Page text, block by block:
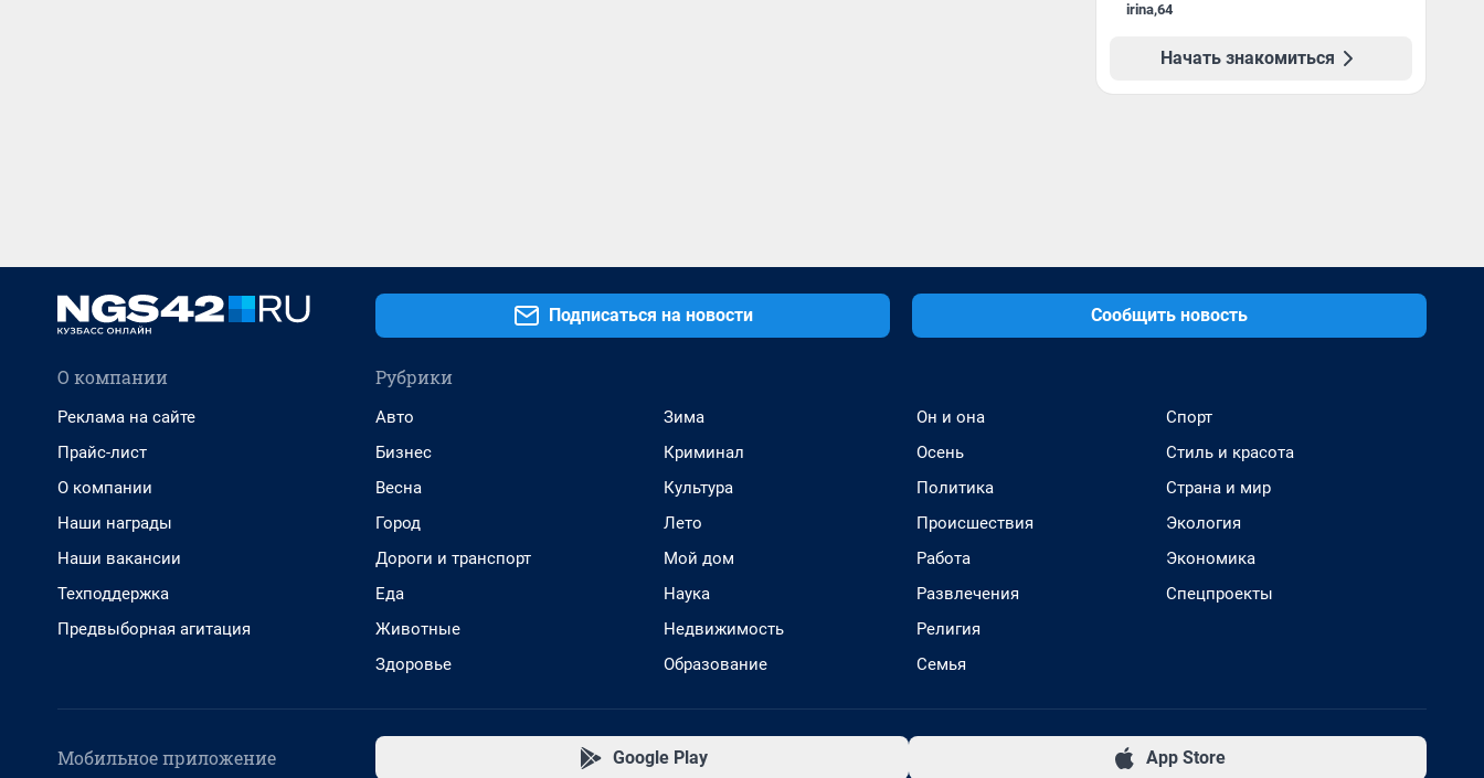
irina,64
Начать знакомиться
Подписаться на новости Сообщить новость
О компании
Реклама на сайте
Прайс-лист
О компании
Наши награды
Наши вакансии
Техподдержка
Предвыборная агитация
Рубрики
Авто
Бизнес
Весна
Город
Дороги и транспорт
Еда
Животные
Здоровье
Зима
Криминал
Культура
Лето
Мой дом
Наука
Недвижимость
Образование
Он и она
Осень
Политика
Происшествия
Работа
Развлечения
Религия
Семья
Спорт
Стиль и красота
Страна и мир
Экология
Экономика
Спецпроекты
Мобильное приложение Google Play App Store